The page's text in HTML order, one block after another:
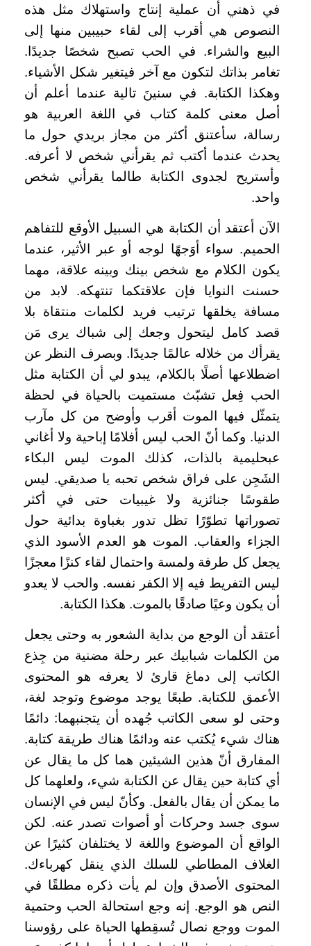
في ذهني أن عملية إنتاج واستهلاك مثل هذه
النصوص هي أقرب إلى لقاء حبيبين منها إلى
البيع والشراء. في الحب تصبح شخصًا جديدًا.
تغامر بذاتك لتكون مع آخر فيتغير شكل الأشياء.
وهكذا الكتابة. في سنينَ تالية عندما أعلم أن
أصل معنى كلمة كتاب في اللغة العربية هو
رسالة، سأعتنق أكثر من مجاز بريدي حول ما
يحدث عندما أكتب ثم يقرأني شخص لا أعرفه.
وأستريح لجدوى الكتابة طالما يقرأني شخص
واحد.
الآن أعتقد أن الكتابة هي السبيل الأوقع للتفاهم
الحميم. سواء أوَجهًا لوجه أو عبر الأثير، عندما
يكون الكلام مع شخص بينك وبينه علاقة، مهما
حسنت النوايا فإن علاقتكما تنتهكه. لابد من
مسافة يخلقها ترتيب فريد لكلمات منتقاة بلا
قصد كامل ليتحول وجعك إلى شباك يرى مَن
يقرأك من خلاله عالمًا جديدًا. وبصرف النظر عن
اضطلاعها أصلًا بالكلام، يبدو لي أن الكتابة مثل
الحب فِعل تشبّث مستميت بالحياة في لحظة
يتمثّل فيها الموت أقرب وأوضح من كل مآرب
الدنيا. وكما أنّ الحب ليس أفلامًا إباحية ولا أغاني
عبحليمية بالذات، كذلك الموت ليس البكاء
الشَجِن على فراق شخص تحبه يا صديقي. ليس
طقوسًا جنائزية ولا غيبيات حتى في أكثر
تصوراتها تطوّرًا تظل تدور بغباوة بدائية حول
الجزاء والعقاب. الموت هو العدم الأسود الذي
يجعل كل طرفة ولمسة واحتمال لقاء كنزًا معجزًا
ليس التفريط فيه إلا الكفر نفسه. والحب لا يعدو
أن يكون وعيًا صادقًا بالموت. هكذا الكتابة.
أعتقد أن الوجع من بداية الشعور به وحتى يجعل
من الكلمات شبابيك عبر رحلة مضنية من جِذع
الكاتب إلى دماغ قارئ لا يعرفه هو المحتوى
الأعمق للكتابة. طبعًا يوجد موضوع وتوجد لغة،
وحتى لو سعى الكاتب جُهده أن يتجنبهما: دائمًا
هناك شيء يُكتب عنه ودائمًا هناك طريقة كتابة.
المفارق أنّ هذين الشيئين هما كل ما يقال عن
أي كتابة حين يقال عن الكتابة شيء، ولعلهما كل
ما يمكن أن يقال بالفعل. وكأنّ ليس في الإنسان
سوى جسد وحركات أو أصوات تصدر عنه. لكن
الواقع أن الموضوع واللغة لا يختلفان كثيرًا عن
الغلاف المطاطي للسلك الذي ينقل كهرباءك.
المحتوى الأصدق وإن لم يأت ذكره مطلقًا في
النص هو الوجع. إنه وجع استحالة الحب وحتمية
الموت ووجع نصال تُسقِطها الحياة على رؤوسنا